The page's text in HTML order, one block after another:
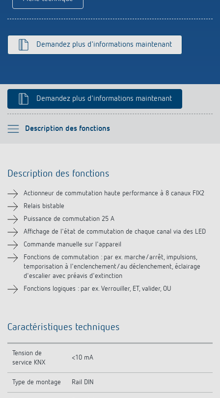
Références
Télérupteur impulsionnel OKTO de Theben
Demandez plus d'informations maintenant
Demandez plus d'informations maintenant
Description des fonctions
Veuillez sélectionner
Informations techniques
Téléchargements
Description des fonctions
Actionneur de commutation haute performance à 8 canaux FIX2
Relais bistable
Puissance de commutation 25 A
Affichage de l'état de commutation de chaque canal via des LED
Commande manuelle sur l'appareil
Fonctions de commutation : par ex. marche/arrêt, impulsions,
temporisation à l'enclenchement/au déclenchement, éclairage
d'escalier avec préavis d'extinction
Fonctions logiques : par ex. Verrouiller, ET, valider, OU
Caractéristiques techniques
Tension de
service KNX
<10 mA
Type de montage Rail DIN